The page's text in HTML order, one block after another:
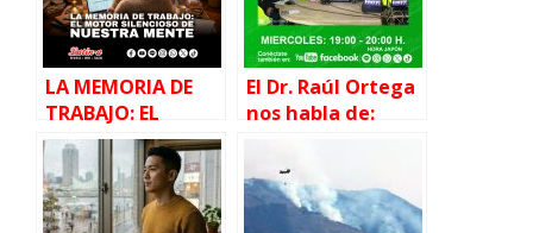
LA MEMORIA DE
TRABAJO: EL
MOTOR
SILENCIOSO DE
NUESTRA MENTE
El Dr. Raúl Ortega
nos habla de:
después del
parto. Depresión
puerperal»